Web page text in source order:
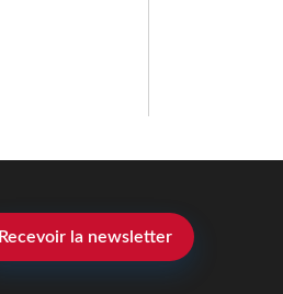
Recevoir la newsletter